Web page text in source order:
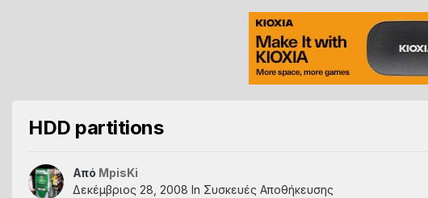
HDD partitions
Από MpisKi
Δεκέμβριος 28, 2008 In Συσκευές Αποθήκευσης